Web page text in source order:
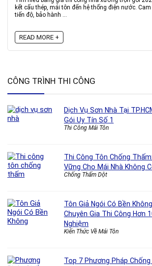
kết cấu thép, mái tôn đến hệ thống điện nước.
tiến độ, bảo hành ...
READ MORE +
CÔNG TRÌNH THI CÔNG
Dịch Vụ Sơn Nhà Tại
Gói Uy Tín Số 1
Thi Công Mái Tôn
Thi Công Tôn Chống
Vững Cho Mái Nhà Không
Chống Thấm Dột
Tôn Giả Ngói Có Bền
Chuyên Gia Thi Công Hơn
Nghiệm
Kiến Thức Về Mái Tôn
Top 7 Phương Pháp